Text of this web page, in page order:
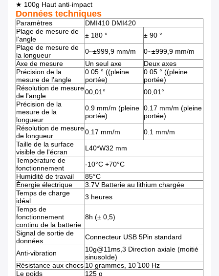
★ 100g Haut anti-impact
Données techniques
Paramètres
DMI410 DMI420
Plage de mesure de
l'angle
± 180 °
± 90 °
Plage de mesure de
la longueur
0~±999,9 mm/m
0~±999,9 mm/m
Axe de mesure
Un seul axe
Deux axes
Précision de la
mesure de l'angle
0.05 ° ((pleine
portée)
0.05 ° ((pleine
portée)
Résolution de mesure
de l'angle
00,01°
00,01°
Précision de la
mesure de la
longueur
0.9 mm/m (pleine
portée)
0.17 mm/m (pleine
portée)
Résolution de mesure
de longueur
0.17 mm/m
0.1 mm/m
Taille de la surface
visible de l'écran
L40*W32 mm
Température de
fonctionnement
-10°C +70°C
Humidité de travail
85°C
Énergie électrique
3.7V Batterie au lithium chargée
Temps de charge
idéal
3 heures
Temps de
fonctionnement
continu de la batterie
8h (± 0,5)
Signal de sortie de
données
Connecteur USB 5Pin standard
Anti-vibration
10g@11ms,3 Direction axiale (moitié
sinusoïde)
Résistance aux chocs 10 grammes, 10 ̊100 Hz
Le poids
125 g